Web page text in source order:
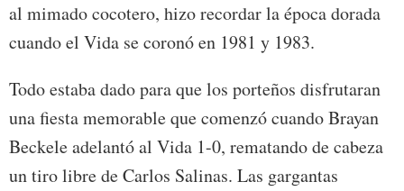
al mimado cocotero, hizo recordar la época dorada
cuando el Vida se coronó en 1981 y 1983.
Todo estaba dado para que los porteños disfrutaran
una fiesta memorable que comenzó cuando Brayan
Beckele adelantó al Vida 1-0, rematando de cabeza
un tiro libre de Carlos Salinas. Las gargantas